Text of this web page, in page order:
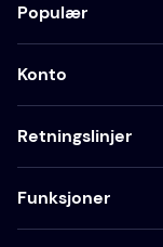
Populær
Konto
Retningslinjer
Funksjoner